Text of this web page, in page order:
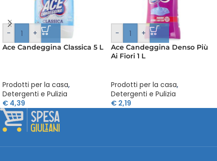
- +
Ace Candeggina Classica 5 L
Prodotti per la casa,
Detergenti e Pulizia
€ 4,39
- +
Ace Candeggina Denso Più
Ai Fiori 1 L
Prodotti per la casa,
Detergenti e Pulizia
€ 2,19